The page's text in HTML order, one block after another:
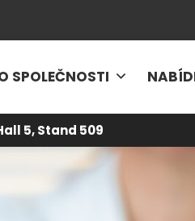
SPOLEČNOSTI
5, Stand 509
-PRO ŽIVOTNÍ PROSTŘEDÍ